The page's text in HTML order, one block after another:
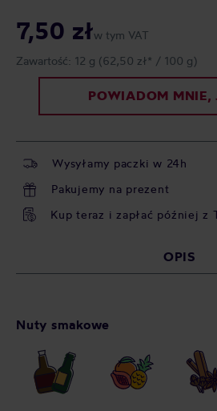
7,50 złw tym VAT
Zawartość: 12 g (62,50 zł* / 100 g)
POWIADOM MNIE,
Wysyłamy paczki w 24h
Pakujemy na prezent
Kup teraz i zapłać później z
OPIS
Nuty smakowe